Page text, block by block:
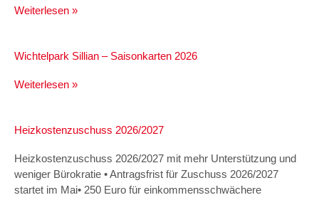
Weiterlesen »
Wichtelpark Sillian – Saisonkarten 2026
Weiterlesen »
Heizkostenzuschuss 2026/2027
Heizkostenzuschuss 2026/2027 mit mehr Unterstützung und
weniger Bürokratie • Antragsfrist für Zuschuss 2026/2027
startet im Mai• 250 Euro für einkommensschwächere